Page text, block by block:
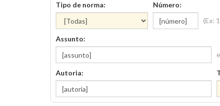
Tipo de norma:
Número:
(Ex:
Assunto:
e
Autoria: